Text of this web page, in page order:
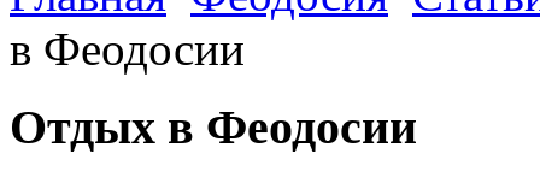
в Феодосии
Отдых в Феодосии